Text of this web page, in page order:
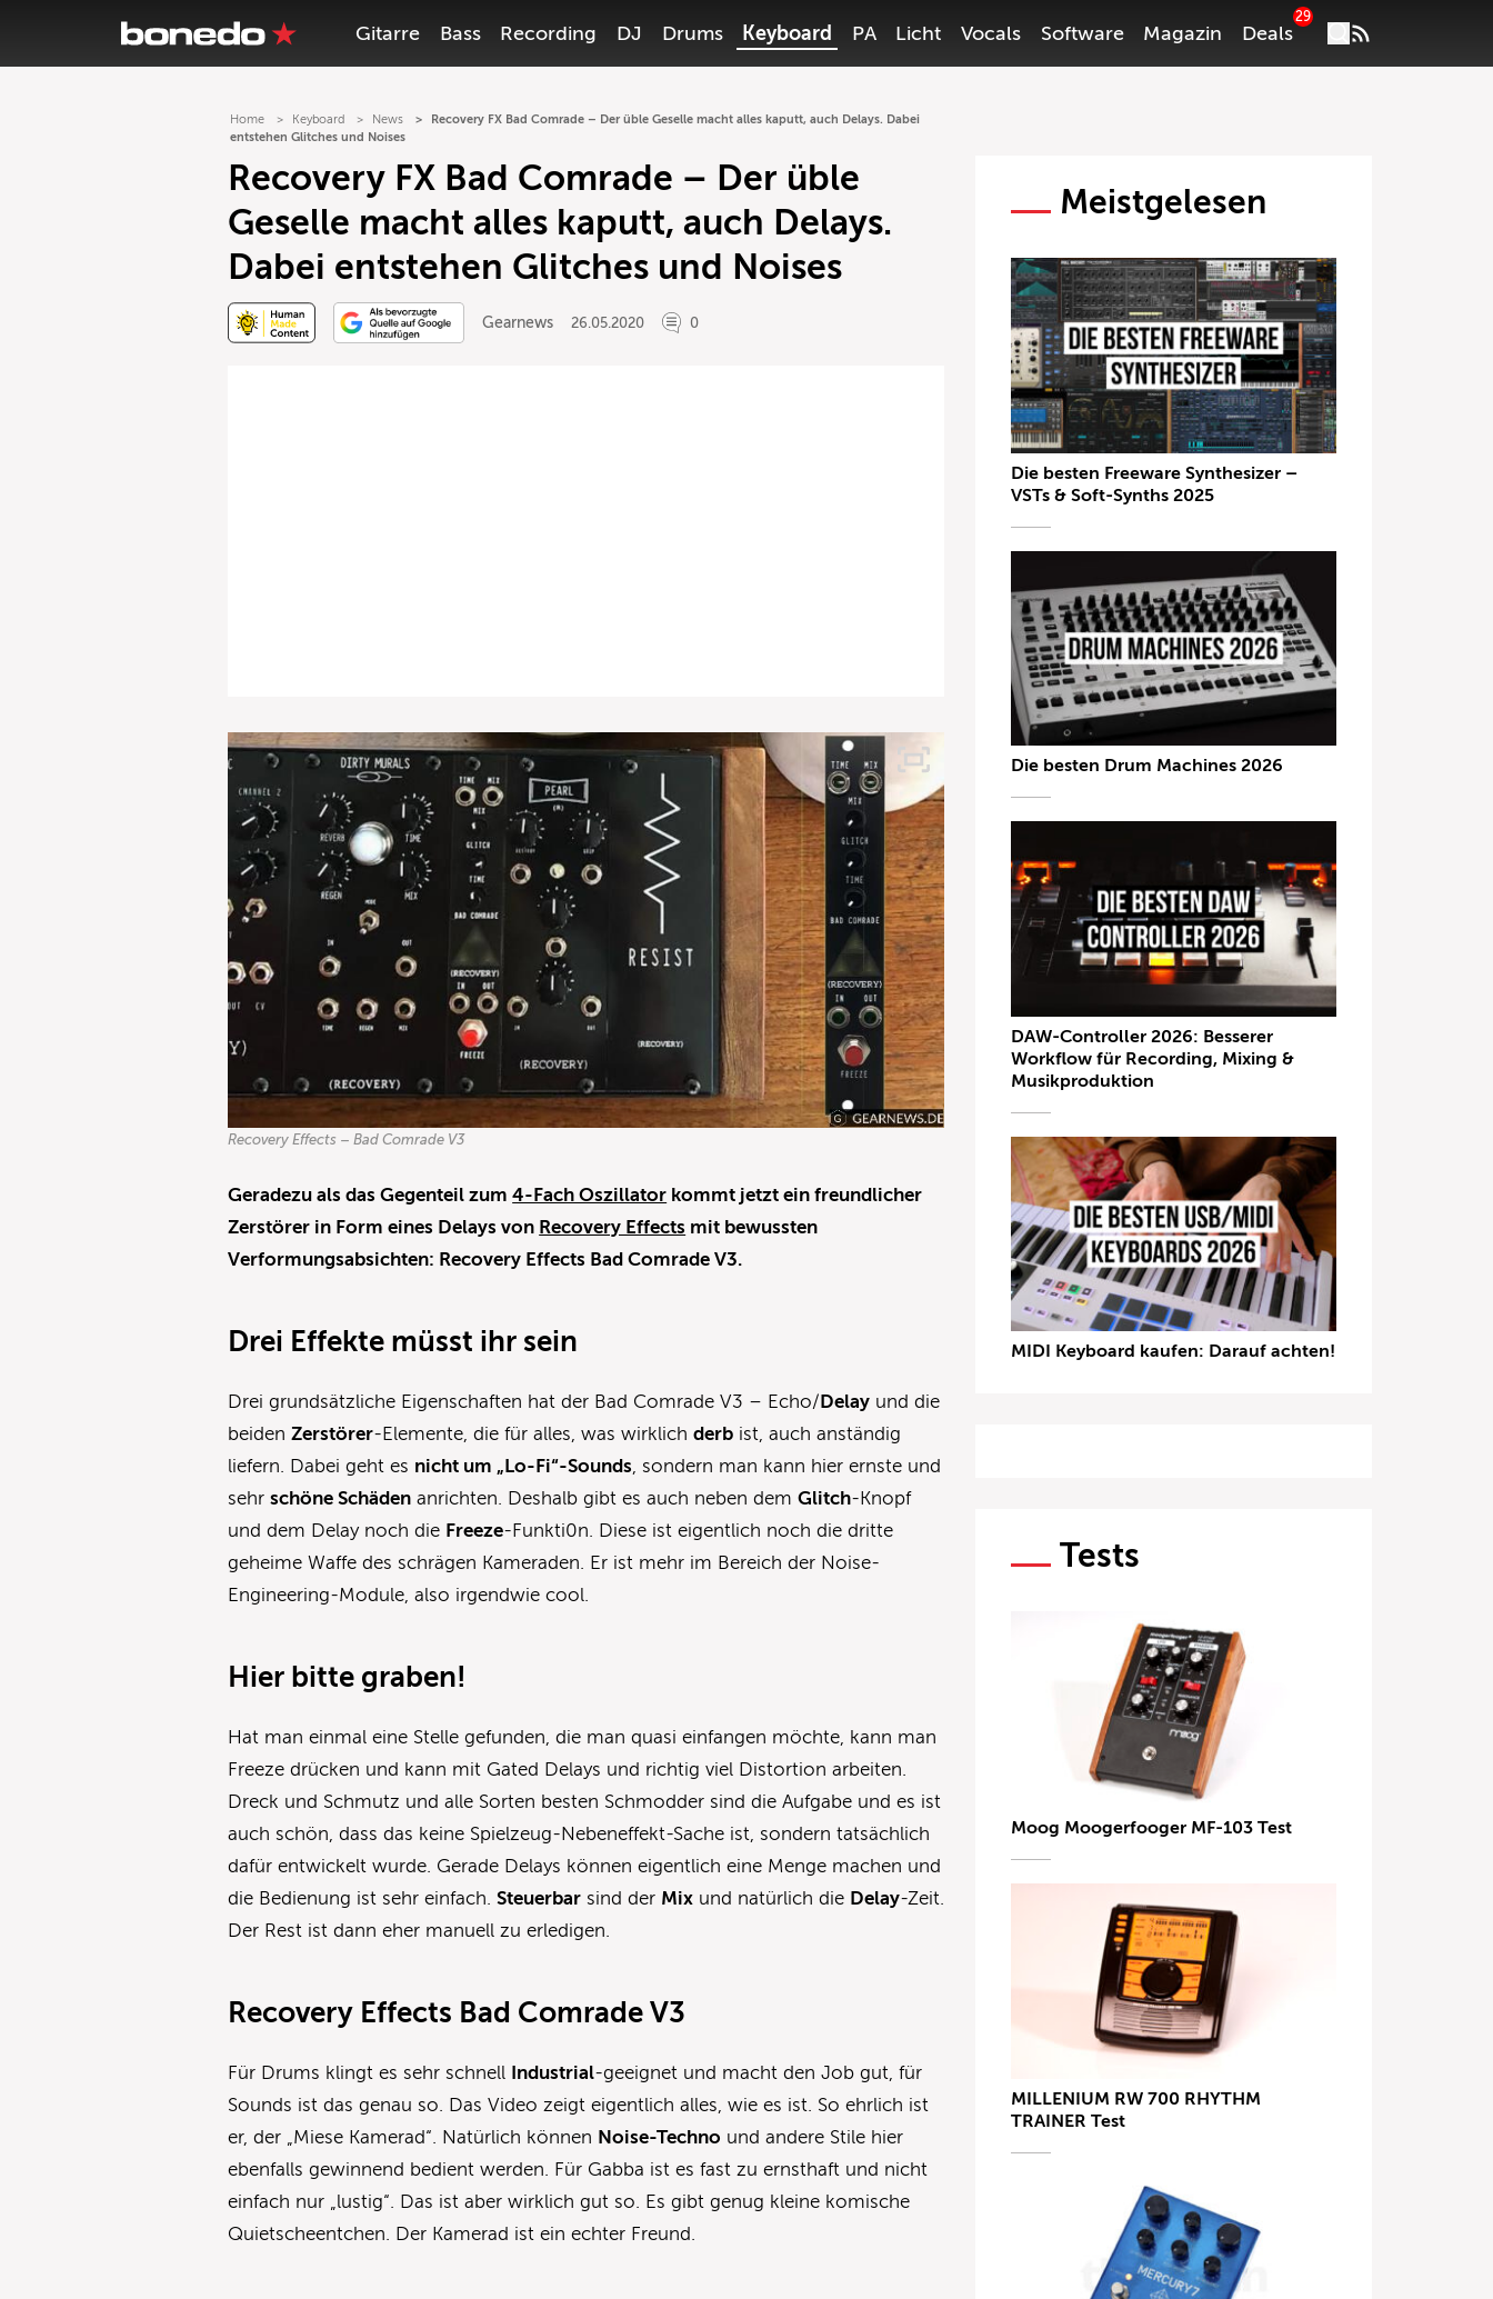
Gitarre Bass Recording DJ Drums Keyboard PA Licht Vocals Software Magazin Deals
29
Home Keyboard News
Recovery FX Bad Comrade – Der üble Geselle macht alles kaputt, auch Delays. Dabei
entstehen Glitches und Noises
Recovery FX Bad Comrade – Der üble
Geselle macht alles kaputt, auch Delays.
Dabei entstehen Glitches und Noises
Gearnews 26.05.2020 0
Recovery Effects – Bad Comrade V3
Geradezu als das Gegenteil zum4-Fach Oszillator kommt jetzt ein freundlicher
Zerstörer in Form eines Delays von Recovery Effects mit bewussten
Verformungsabsichten: Recovery Effects Bad Comrade V3.
Drei Effekte müsst ihr sein
Drei grundsätzliche Eigenschaften hat der Bad Comrade V3 – Echo/Delay und die
beidenZerstörer-Elemente, die für alles, was wirklichderb ist, auch anständig
liefern. Dabei geht es nicht um „Lo-Fi“-Sounds, sondern man kann hier ernste und
sehrschöne Schäden anrichten. Deshalb gibt es auch neben demGlitch-Knopf
und dem Delay noch die Freeze-Funkti0n. Diese ist eigentlich noch die dritte
geheime Waffe des schrägen Kameraden. Er ist mehr im Bereich der Noise-
Engineering-Module, also irgendwie cool.
Hier bitte graben!
Hat man einmal eine Stelle gefunden, die man quasi einfangen möchte, kann man
Freeze drücken und kann mit Gated Delays und richtig viel Distortion arbeiten.
Dreck und Schmutz und alle Sorten besten Schmodder sind die Aufgabe und es ist
auch schön, dass das keine Spielzeug-Nebeneffekt-Sache ist, sondern tatsächlich
dafür entwickelt wurde. Gerade Delays können eigentlich eine Menge machen und
die Bedienung ist sehr einfach.Steuerbar sind der Mix und natürlich die Delay-Zeit.
Der Rest ist dann eher manuell zu erledigen.
Recovery Effects Bad Comrade V3
Für Drums klingt es sehr schnell Industrial-geeignet und macht den Job gut, für
Sounds ist das genau so. Das Video zeigt eigentlich alles, wie es ist. So ehrlich ist
er, der „Miese Kamerad“. Natürlich können Noise-Techno und andere Stile hier
ebenfalls gewinnend bedient werden. Für Gabba ist es fast zu ernsthaft und nicht
einfach nur „lustig“. Das ist aber wirklich gut so. Es gibt genug kleine komische
Quietscheentchen. Der Kamerad ist ein echter Freund.
Meistgelesen
Die besten Freeware Synthesizer –
VSTs & Soft-Synths 2025
Die besten Drum Machines 2026
DAW-Controller 2026: Besserer
Workflow für Recording, Mixing &
Musikproduktion
MIDI Keyboard kaufen: Darauf achten!
Tests
Moog Moogerfooger MF-103 Test
MILLENIUM RW 700 RHYTHM
TRAINER Test